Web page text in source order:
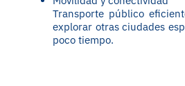
Transporte público
explorar otras ciudades
poco tiempo.